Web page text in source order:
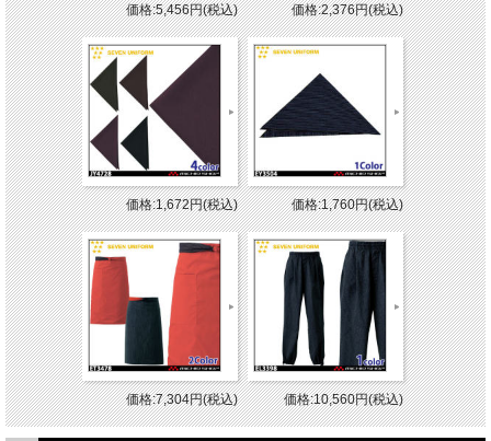
価格:5,456円(税込) 価格:2,376円(税込)
価格:1,672円(税込) 価格:1,760円(税込)
価格:7,304円(税込) 価格:10,560円(税込)